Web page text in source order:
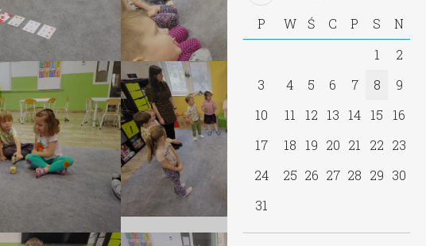
P
W Ś C P S
N
1
2
3
4 5 6 7 8
9
10
11 12 13 14 15
16
17
18 19 20 21 22 23
24
25 26 27 28 29 30
31